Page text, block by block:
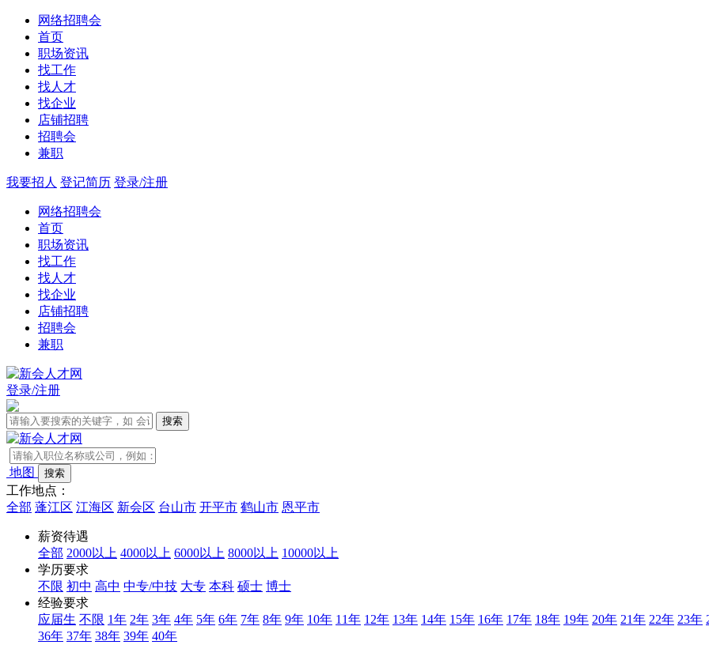
网络招聘会
首页
职场资讯
找工作
找人才
找企业
店铺招聘
招聘会
兼职
我要招人 登记简历 登录/注册
网络招聘会
首页
职场资讯
找工作
找人才
找企业
店铺招聘
招聘会
兼职
登录/注册
地图
工作地点：
全部 蓬江区 江海区 新会区 台山市 开平市 鹤山市 恩平市
薪资待遇
全部 2000以上 4000以上 6000以上 8000以上 10000以上
学历要求
不限 初中 高中 中专/中技 大专 本科 硕士 博士
经验要求
应届生 不限 1年 2年 3年 4年 5年 6年 7年 8年 9年 10年 11年 12年 13年 14年 15年 16年 17年 18年 19年 20年 21年 22年 23年
36年 37年 38年 39年 40年